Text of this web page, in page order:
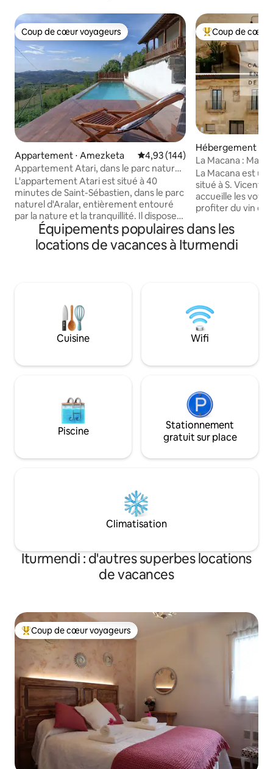
Coup de cœur voyageurs
Coup de cœur voyageurs
Appartement ⋅ Amezketa Évaluation moyenne sur la
4,93 (144)
Appartement Atari, dans le parc naturel
d'Aralar.
L'appartement Atari est situé à 40
minutes de Saint-Sébastien, dans le parc
naturel d'Aralar, entièrement entouré
par la nature et la tranquillité. Il dispose
d'une chambre avec un lit double et un
lit superposé avec deux lits simples,
d'une salle de bain et d'un espace
d'une piscine avec vue, d'un barbecue,
d'une aire de jeux, d'un parking et du Wi-
Coups de cœur
Coup de cœur
Hébergement ⋅
de la Sonsierra
La Macana :
Sonsierra
La Macana est un
situé à S. Vicente
accueille les
profiter du vin et
spécial et
situé à
de la gare de
moment de
ainsi que de la
de la région.
Équipements populaires dans les
locations de vacances à Iturmendi
Cuisine Wifi
Piscine
Stationnement
gratuit sur place
Climatisation
Iturmendi : d'autres superbes locations
de vacances
Coups de cœur voyageurs les plus appréciés
Coup de cœur voyageurs